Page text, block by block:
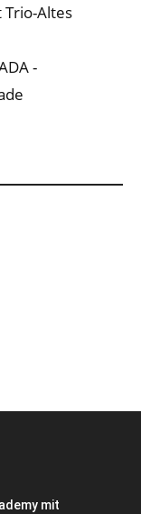
Trio-Altes
-
mit